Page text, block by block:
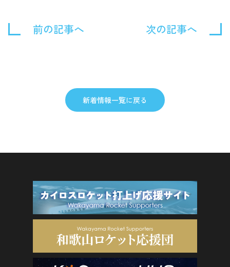
前の記事へ
新着情報一覧に戻る
次の記事へ